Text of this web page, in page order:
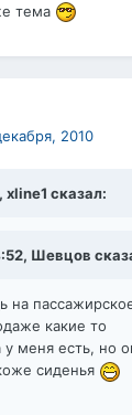
тема
2010
xline1 сказал:
Шевцов
на
какие то
меня есть, но
сиденья